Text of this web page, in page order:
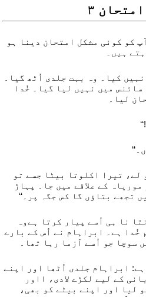
۳
کو کوئی مشکل امتحان دینا ہو
ہیں۔
کیا۔ وہ بہت جلدی اُٹھ گیا۔
میں نہیں لیا گیا۔ خُدا
لیا۔
لے، تیرا اکلوتا بیٹا جسے تو
کے علاقے میں جا۔ پہاڑ
تجھے بتاؤں گا کس جگہ پر۔‘‘
نا ہی اُسے پیار کرتا ہےوہ
خُدا ہے۔ ابراہام نے اُس کے بارے
سوچا جو اُسے آزما رہا تھا۔
ابراہام جلدی اُٹھا اور اپنے
کے لیے لکڑے لادی، ااور
لیا اور اپنے بیٹے کو بھی،